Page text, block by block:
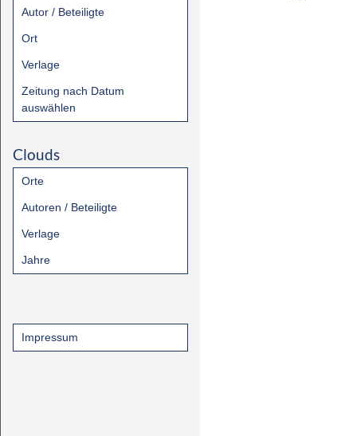
Autor / Beteiligte
Ort
Verlage
Zeitung nach Datum
auswählen
Clouds
Orte
Autoren / Beteiligte
Verlage
Jahre
Impressum